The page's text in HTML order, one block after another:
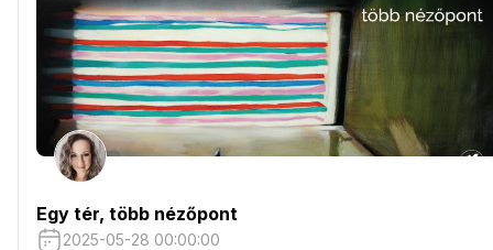
Egy tér, több nézőpont
2025-05-28 00:00:00